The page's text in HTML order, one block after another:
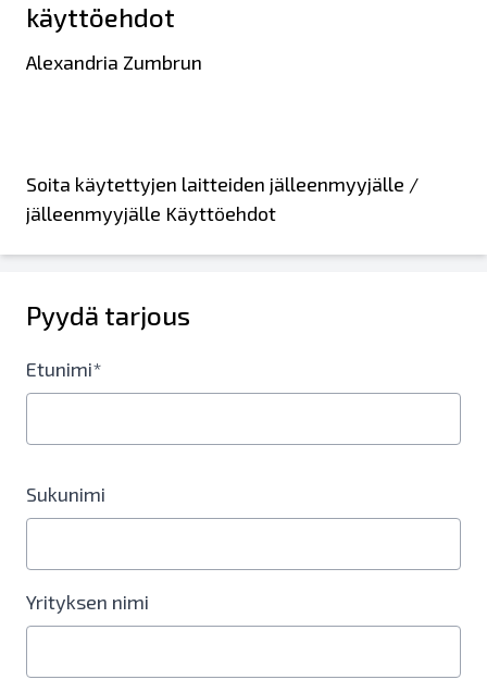
käyttöehdot
Alexandria Zumbrun
Soita käytettyjen laitteiden jälleenmyyjälle /
jälleenmyyjälle Käyttöehdot
Pyydä tarjous
Etunimi*
Sukunimi
Yrityksen nimi